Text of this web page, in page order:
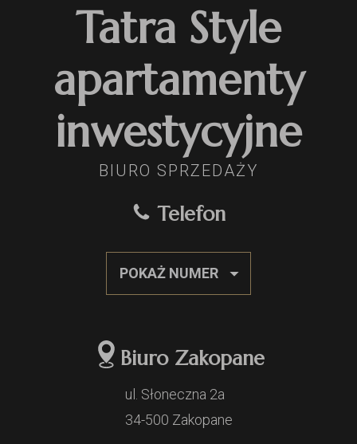
Tatra Style
apartamenty
inwestycyjne
BIURO SPRZEDAŻY
Telefon
POKAŻ NUMER
Biuro Zakopane
ul. Słoneczna 2a
34-500 Zakopane